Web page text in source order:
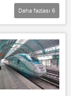
Daha fazlası 6